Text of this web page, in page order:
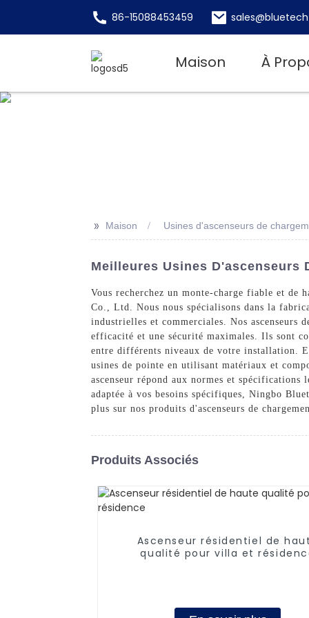
86-15088453459
Maison À
>> Maison Usines d'ascenseurs de
Meilleures Usines D'ascenseurs
Vous recherchez un monte-charge fiable et
Co., Ltd. Nous nous spécialisons dans la
industrielles et commerciales. Nos ascenseurs
efficacité et une sécurité maximales. Ils sont
entre différents niveaux de votre installation.
usines de pointe en utilisant matériaux et
ascenseur répond aux normes et
adaptée à vos besoins spécifiques, Ningbo
plus sur nos produits d'ascenseurs de
Produits Associés
Ascenseur résidentiel de
qualité pour villa et